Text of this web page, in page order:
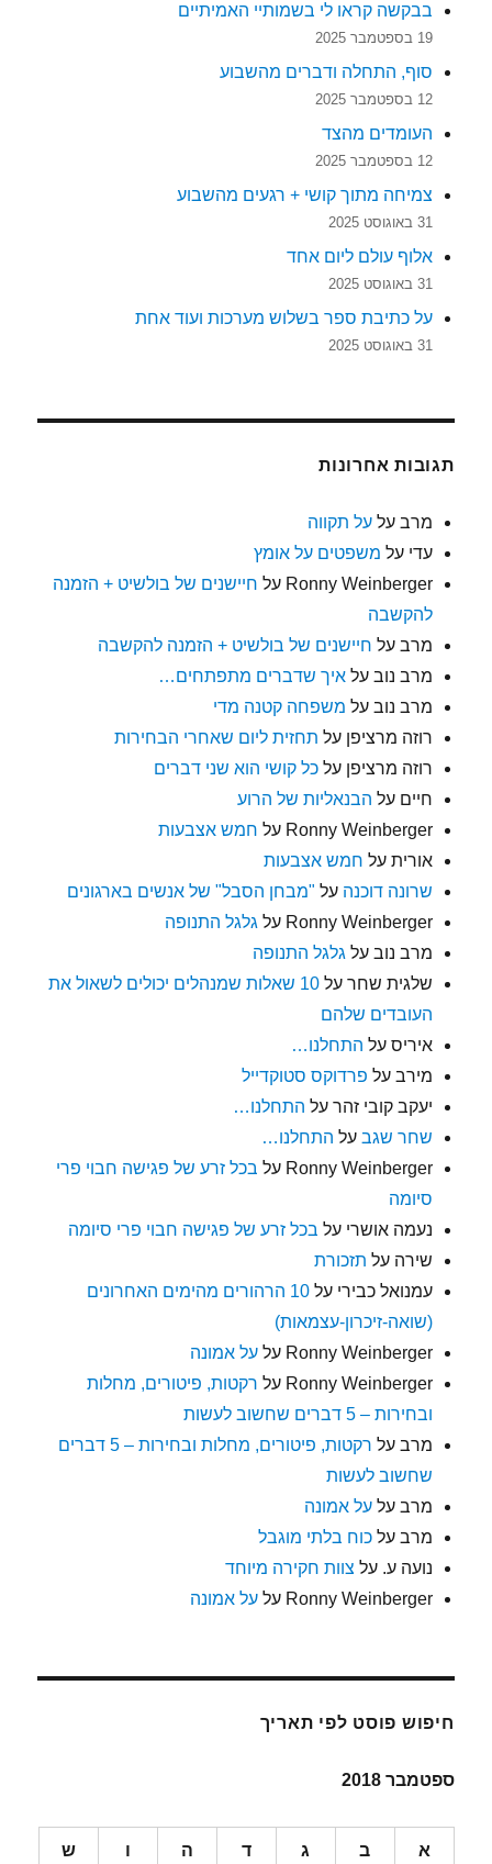
בבקשה קראו לי בשמותיי האמיתיים
19 בספטמבר 2025
סוף, התחלה ודברים מהשבוע
12 בספטמבר 2025
העומדים מהצד
12 בספטמבר 2025
צמיחה מתוך קושי + רגעים מהשבוע
31 באוגוסט 2025
אלוף עולם ליום אחד
31 באוגוסט 2025
על כתיבת ספר בשלוש מערכות ועוד אחת
31 באוגוסט 2025
תגובות אחרונות
מרב עלעל תקווה
עדי על משפטים על אומץ
Ronny Weinberger על חיישנים של בולשיט + הזמנה
להקשבה
מרב על חיישנים של בולשיט + הזמנה להקשבה
מרב נוב עלאיך שדברים מתפתחים…
מרב נוב על משפחה קטנה מדי
רוזה מרציפן על תחזית ליום שאחרי הבחירות
רוזה מרציפן עלכל קושי הוא שני דברים
חיים על הבנאליות של הרוע
Ronny Weinberger על חמש אצבעות
אורית על חמש אצבעות
שרונה דוכנה על "מבחן הסבל" של אנשים בארגונים
Ronny Weinberger על גלגל התנופה
מרב נוב על גלגל התנופה
שלגית שחר על
10 שאלות שמנהלים יכולים לשאול את
העובדים שלהם
איריס על התחלנו…
מירב על פרדוקס סטוקדייל
יעקב קובי זהר על התחלנו…
שחר שגב על התחלנו…
Ronny Weinberger על בכל זרע של פגישה חבוי פרי
סיומה
נעמה אושרי על בכל זרע של פגישה חבוי פרי סיומה
שירה על תזכורת
עמנואל כבירי על
10 הרהורים מהימים האחרונים
(שואה-זיכרון-עצמאות)
Ronny Weinberger עלעל אמונה
Ronny Weinberger על רקטות, פיטורים, מחלות
ובחירות – 5 דברים שחשוב לעשות
מרב על
רקטות, פיטורים, מחלות ובחירות – 5 דברים
שחשוב לעשות
מרב עלעל אמונה
מרב עלכוח בלתי מוגבל
נועה ע. על צוות חקירה מיוחד
Ronny Weinberger עלעל אמונה
חיפוש פוסט לפי תאריך
ספטמבר 2018
א ב ג ד ה ו ש